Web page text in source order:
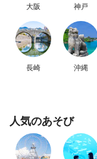
大阪 神戸
長崎 沖縄
人気のあそび